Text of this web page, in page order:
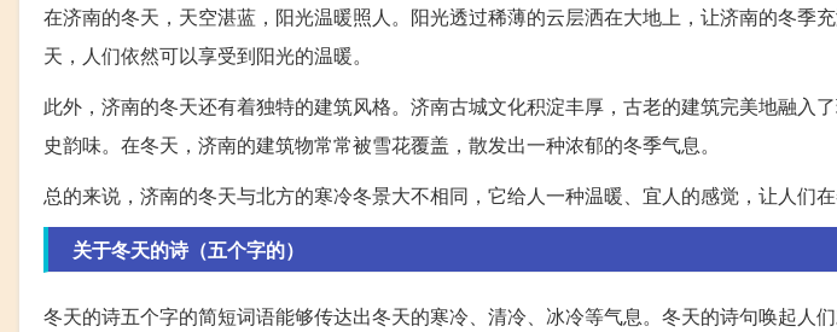
在济南的冬天，天空湛蓝，阳光温暖照人。阳光透过稀薄的云层洒在大地上，让济南的冬季
天，人们依然可以享受到阳光的温暖。
此外，济南的冬天还有着独特的建筑风格。济南古城文化积淀丰厚，古老的建筑完美地融入
史韵味。在冬天，济南的建筑物常常被雪花覆盖，散发出一种浓郁的冬季气息。
总的来说，济南的冬天与北方的寒冷冬景大不相同，它给人一种温暖、宜人的感觉，让人们在
关于冬天的诗（五个字的）
冬天的诗五个字的简短词语能够传达出冬天的寒冷、清冷、冰冷等气息。冬天的诗句唤起人